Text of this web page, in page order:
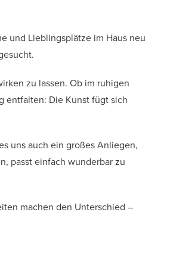
und Lieblingsplätze im Haus neu
zu lassen. Ob im ruhigen
entfalten: Die Kunst fügt sich
uns auch ein großes Anliegen,
passt einfach wunderbar zu
machen den Unterschied –